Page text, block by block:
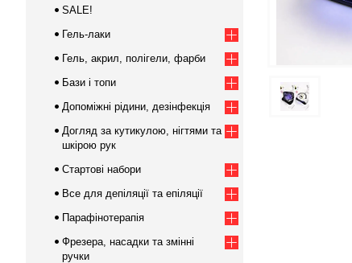
SALE!
Гель-лаки
Гель, акрил, полігели, фарби
Бази і топи
Допоміжні рідини, дезінфекція
Догляд за кутикулою, нігтями та
шкірою рук
Стартові набори
Все для депіляції та епіляції
Парафінотерапія
Фрезера, насадки та змінні
ручки